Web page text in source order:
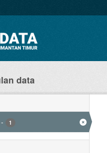
data
- 1